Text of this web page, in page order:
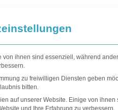
ihnen sind essenziell, während
zu freiwilligen Diensten geben
bitten.
auf unserer Website. Einige von ihnen
und Ihre Erfahrung zu verbessern.